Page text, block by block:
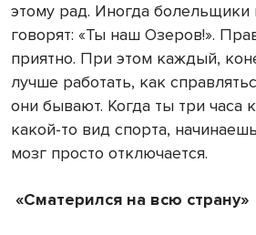
этому рад. Иногда болельщики
говорят: «Ты наш Озеров!».
приятно. При этом каждый,
лучше работать, как
они бывают. Когда ты три часа
какой-то вид спорта,
мозг просто отключается.
«Сматерился на всю страну»